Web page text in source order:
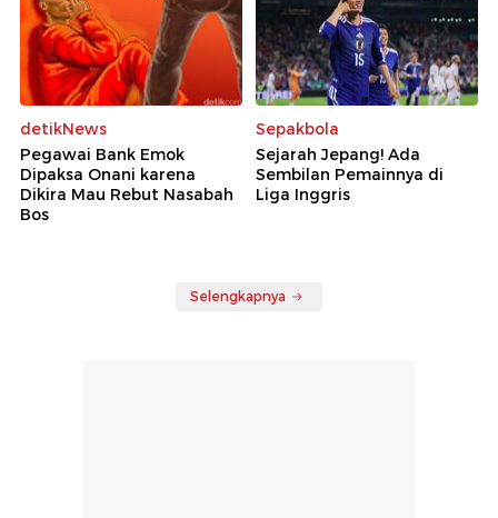
detikNews
Pegawai Bank Emok
Dipaksa Onani karena
Dikira Mau Rebut Nasabah
Bos
Sepakbola
Sejarah Jepang! Ada
Sembilan Pemainnya di
Liga Inggris
Selengkapnya